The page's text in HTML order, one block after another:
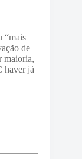
“mais
de
maioria,
haver já